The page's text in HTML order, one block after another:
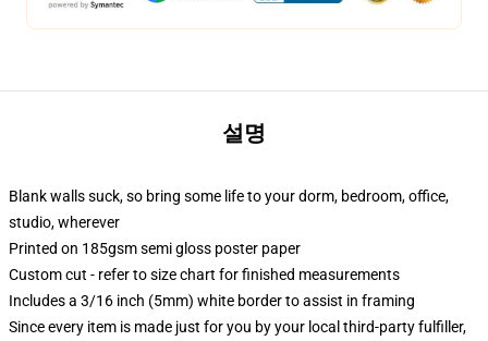
설명
Blank walls suck, so bring some life to your dorm, bedroom, office,
studio, wherever
Printed on 185gsm semi gloss poster paper
Custom cut - refer to size chart for finished measurements
Includes a 3/16 inch (5mm) white border to assist in framing
Since every item is made just for you by your local third-party fulfiller,